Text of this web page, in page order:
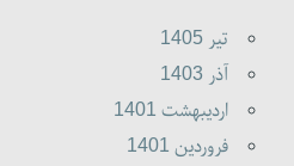
تير 1405
آذر 1403
ارديبهشت 1401
فروردين 1401